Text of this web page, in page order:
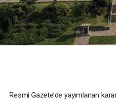
Resmi Gazete’de yayımlanan